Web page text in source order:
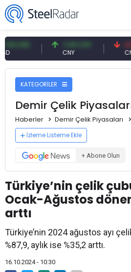
7,09 CNY 0,13
CNY/EUR
KATEGORİLER
Demir Çelik
Haberler Demir Çelik Piyasaları
İzleme Listeme Ekle
+ Abone Olun
Türkiye’nin çelik
Ocak-Ağustos
arttı
Türkiye’nin 2024 ağustos ayı
%87,9, aylık ise %35,2 arttı.
16.10.2024 - 10:30